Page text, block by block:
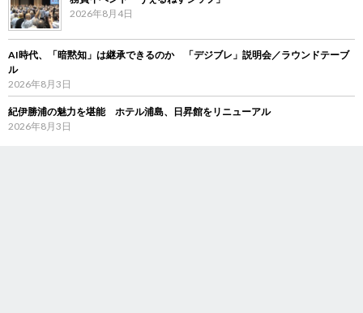
2026年8月4日
AI時代、「暗黙知」は継承できるのか 「デジブレ」説明会／ラウンドテーブ
ル
2026年8月3日
紀伊勝浦の魅力を堪能 ホテル浦島、日昇館をリニューアル
2026年8月3日